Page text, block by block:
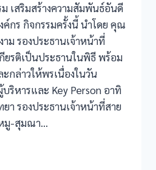
เสริมสร้างความสัมพันธ์อันดี
กร กิจกรรมครั้งนี้ นำโดย คุณ
ม รองประธานเจ้าหน้าที่
ยรติเป็นประธานในพิธี พร้อม
กล่าวให้พรเนื่องในวัน
ริหารและ Key Person อาทิ
รองประธานเจ้าหน้าที่สาย
มู-สุมณา…